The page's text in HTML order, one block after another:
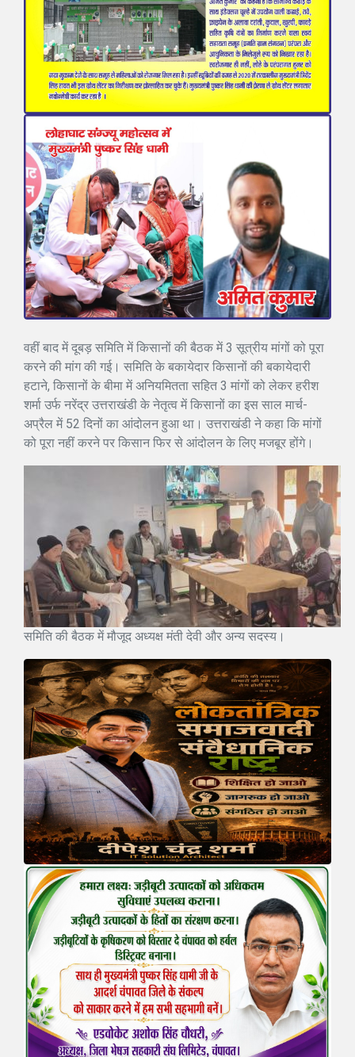
वहीं बाद में दूबड़ समिति में किसानों की बैठक में 3 सूत्रीय मांगों को पूरा
करने की मांग की गई। समिति के बकायेदार किसानों की बकायेदारी
हटाने, किसानों के बीमा में अनियमितता सहित 3 मांगों को लेकर हरीश
शर्मा उर्फ नरेंद्र उत्तराखंडी के नेतृत्व में किसानों का इस साल मार्च-
अप्रैल में 52 दिनों का आंदोलन हुआ था। उत्तराखंडी ने कहा कि मांगों
को पूरा नहीं करने पर किसान फिर से आंदोलन के लिए मजबूर होंगे।
समिति की बैठक में मौजूद अध्यक्ष मंती देवी और अन्य सदस्य।